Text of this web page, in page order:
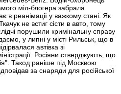
міл-блогера забрала
в реанімації у важкому стані. Як
не встиг сісти в авто, тому
порушили кримінальну справу
у липні у місті Рильськ, що в
автівка зі
Росіяни стверджують, що
Такод раніше під Москвою
за снаряди для російської